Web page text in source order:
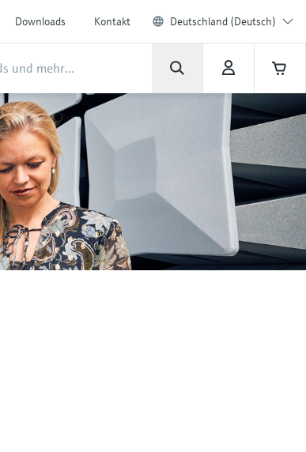
Downloads Kontakt Deutschland (Deutsch)